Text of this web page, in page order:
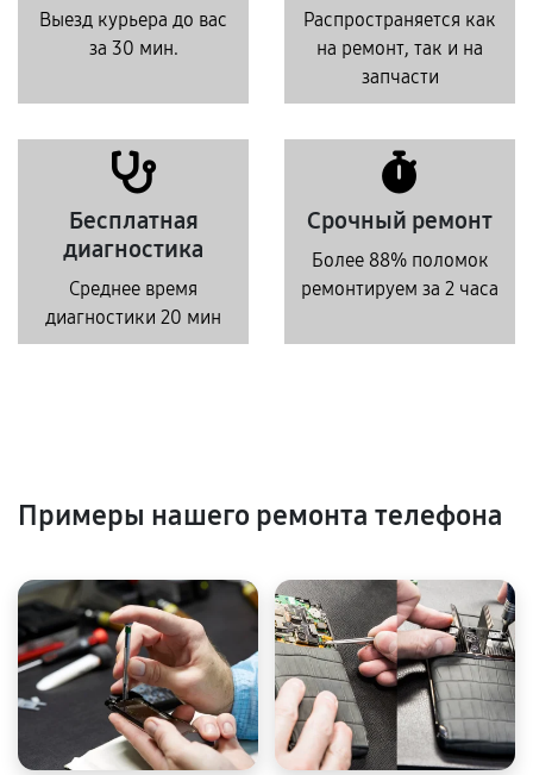
Выезд курьера до вас
за 30 мин.
Распространяется как
на ремонт, так и на
запчасти
Бесплатная
диагностика
Среднее время
диагностики 20 мин
Срочный ремонт
Более 88% поломок
ремонтируем за 2 часа
Примеры нашего ремонта телефона